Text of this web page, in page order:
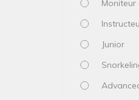
Moniteur
Junior